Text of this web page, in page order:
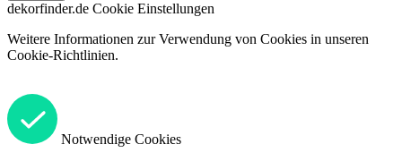
dekorfinder.de Cookie Einstellungen
Weitere Informationen zur Verwendung von Cookies in unseren
Cookie-Richtlinien.
Notwendige Cookies